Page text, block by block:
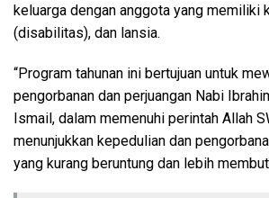
keluarga dengan anggota yang memiliki
(disabilitas), dan lansia.
“Program tahunan ini bertujuan untuk
pengorbanan dan perjuangan Nabi
Ismail, dalam memenuhi perintah Allah
menunjukkan kepedulian dan
yang kurang beruntung dan lebih